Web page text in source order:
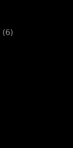
(6)